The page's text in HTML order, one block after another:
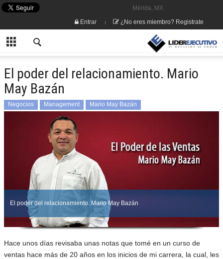
Mérida, MX
Entrar
¿No eres miembro? Registrate
El poder del relacionamiento. Mario
May Bazán
Negocios Management Mario May Bazán
El poder del relacionamiento. Mario May Bazán
Hace unos días revisaba unas notas que tomé en un curso de
ventas hace más de 20 años en los inicios de mi carrera, la cual, les